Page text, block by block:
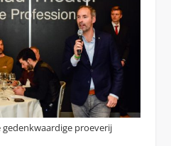
proeverij